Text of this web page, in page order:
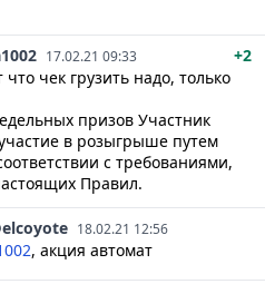
17.02.21 09:33
+2
чек грузить надо, только
призов Участник
в розыгрыше путем
с требованиями,
Правил.
18.02.21 12:56
, акция автомат